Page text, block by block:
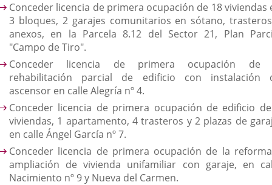
Conceder licencia de primera ocupación de 18 viviendas
3 bloques, 2 garajes comunitarios en sótano,
anexos, en la Parcela 8.12 del Sector 21, Plan
"Campo de Tiro".
Conceder licencia de primera ocupación de
rehabilitación parcial de edificio con instalación
ascensor en calle Alegría nº 4.
Conceder licencia de primera ocupación de edificio
viviendas, 1 apartamento, 4 trasteros y 2 plazas de
en calle Ángel García nº 7.
Conceder licencia de primera ocupación de la
ampliación de vivienda unifamiliar con garaje, en
Nacimiento nº 9 y Nueva del Carmen.